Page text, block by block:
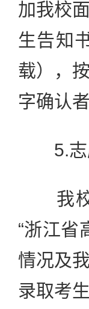
加我校
生告知
载），
字确认
5.志
我校
“浙江省
情况及
录取考